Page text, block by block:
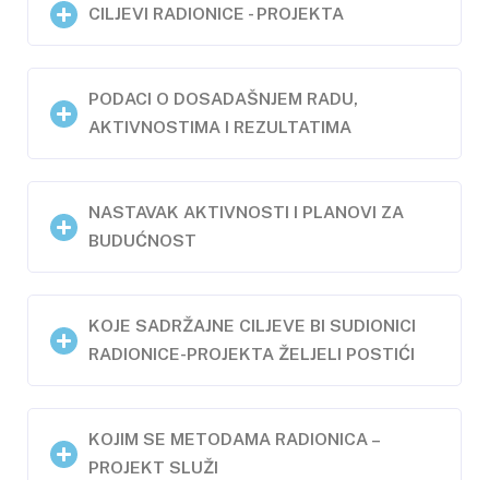
CILJEVI RADIONICE - PROJEKTA
PODACI O DOSADAŠNJEM RADU,
AKTIVNOSTIMA I REZULTATIMA
NASTAVAK AKTIVNOSTI I PLANOVI ZA
BUDUĆNOST
KOJE SADRŽAJNE CILJEVE BI SUDIONICI
RADIONICE-PROJEKTA ŽELJELI POSTIĆI
KOJIM SE METODAMA RADIONICA –
PROJEKT SLUŽI